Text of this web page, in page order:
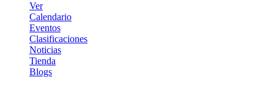
Ver
Calendario
Eventos
Clasificaciones
Noticias
Tienda
Blogs